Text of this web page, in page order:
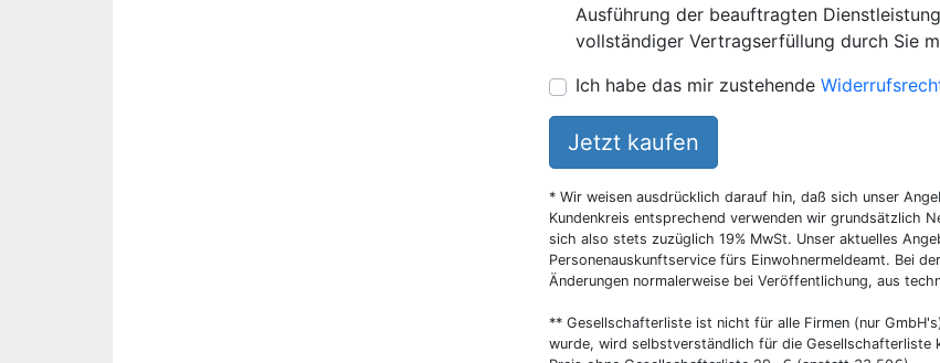
Ausführung der beauftragten
vollständiger Vertragserfüllung durch Sie
Ich habe das mir zustehende
Jetzt kaufen
* Wir weisen ausdrücklich darauf hin, daß sich unser
Kundenkreis entsprechend verwenden wir grundsätzlich
sich also stets zuzüglich 19% MwSt. Unser aktuelles
Personenauskunftservice fürs Einwohnermeldeamt. Bei
Änderungen normalerweise bei Veröffentlichung, aus
** Gesellschafterliste ist nicht für alle Firmen (nur
wurde, wird selbstverständlich für die